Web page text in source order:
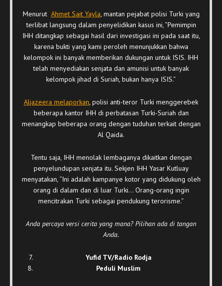
Menurut Ahmet Sait Yayla, mantan pejabat polisi Turki yang
terlibat langsung dalam penyelidikan kasus ini, ”Pemimpin
IHH ditangkap sebagai hasil dari investigasi ini pada saat itu,
karena bukti yang kami peroleh menunjukkan bahwa
kelompok ini banyak memberikan dukungan untuk ISIS. IHH
telah menyediakan senjata dan amunisi untuk banyak
kelompok jihad di Suriah, bukan hanya ISIS.”
Aljazeera melaporkan, polisi anti-teror Turki menggerebek
beberapa kantor IHH di perbatasan Turki-Suriah dan
menangkap beberapa orang dengan tuduhan terkait dengan
Al Qaida.
Tentu saja, IHH menolak lembaganya dikaitkan dengan
penyelundupan senjata itu. Sekjen IHH Yasar Kutluay
menyatakan, “Ini adalah kampanye kotor yang didukung oleh
orang di dalam dan di luar Turki… Orang-orang ingin
mencitrakan Turki sebagai pendukung terorisme.”
Anda percaya versi cerita yang mana? Pilihan ada di tangan
Anda.
Yufid TV/Radio Rodja
Peduli Muslim